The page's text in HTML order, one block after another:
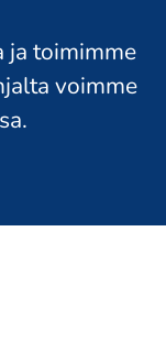
ja toimimme
voimme